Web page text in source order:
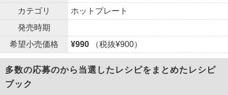
カテゴリ
ホットプレート
発売時期
希望小売価格
¥990 （税抜¥900）
多数の応募のから当選したレシピをまとめたレシピ
ブック